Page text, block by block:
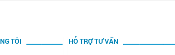
TÔI HỖ TRỢ TƯ VẤN